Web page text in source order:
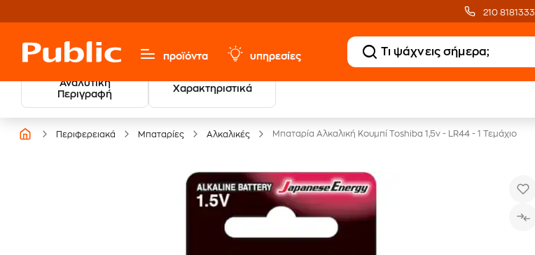
210 8181333
προϊόντα υπηρεσίες
Αναλυτική
Περιγραφή
Χαρακτηριστικά
Βρες τους νικητές
των Βραβείων Βιβλίου
Περιφερειακά Μπαταρίες Αλκαλικές Μπαταρία Αλκαλική Κουμπί Toshiba 1,5v - LR44 - 1 Τεμάχιο